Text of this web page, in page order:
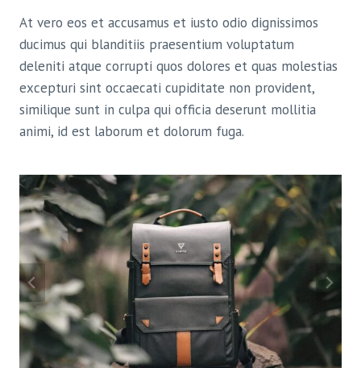
At vero eos et accusamus et iusto odio dignissimos
ducimus qui blanditiis praesentium voluptatum
deleniti atque corrupti quos dolores et quas molestias
excepturi sint occaecati cupiditate non provident,
similique sunt in culpa qui officia deserunt mollitia
animi, id est laborum et dolorum fuga.